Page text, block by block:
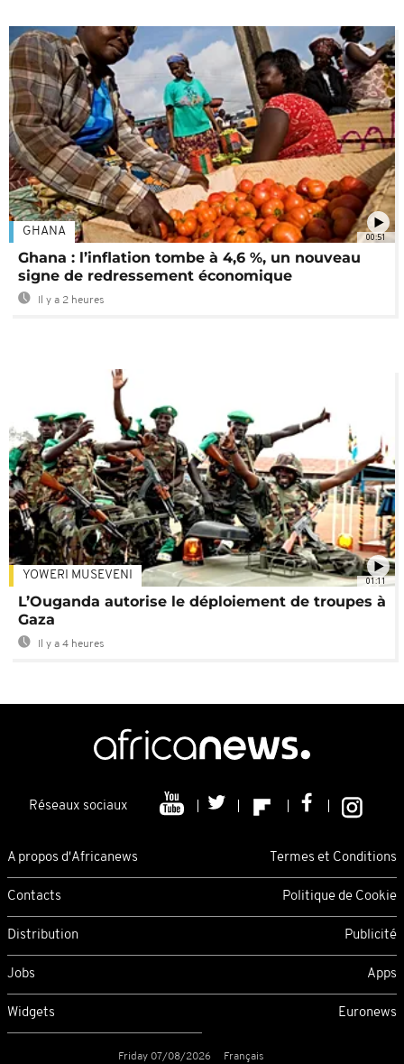
00:51
GHANA
Ghana : l’inflation tombe à 4,6 %, un nouveau
signe de redressement économique
Il y a 2 heures
01:11
YOWERI MUSEVENI
L’Ouganda autorise le déploiement de troupes à
Gaza
Il y a 4 heures
Réseaux sociaux
A propos d'Africanews Termes et Conditions
Contacts Politique de Cookie
Distribution Publicité
Jobs Apps
Widgets Euronews
Friday 07/08/2026